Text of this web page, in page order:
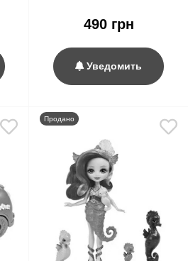
490 грн
Уведомить
Продано